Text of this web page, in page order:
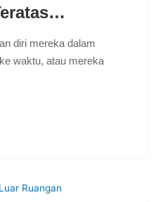
diri mereka dalam
waktu, atau mereka